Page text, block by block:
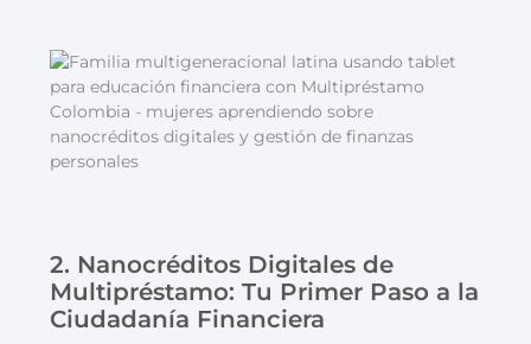
2. Nanocréditos Digitales de
Multipréstamo: Tu Primer Paso a la
Ciudadanía Financiera